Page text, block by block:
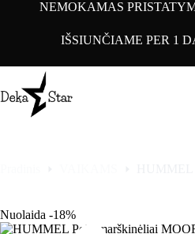
NEMOKAMAS
IŠSIUNČIAME PER 1
Nuolaida -18%